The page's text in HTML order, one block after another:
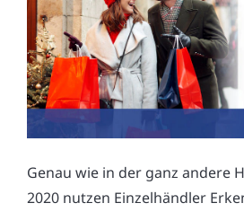
Genau wie in der ganz andere
2020 nutzen Einzelhändler